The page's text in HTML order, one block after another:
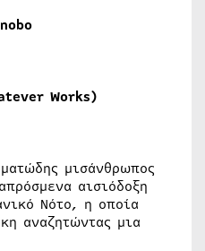
Works)
μισάνθρωπος
αισιόδοξη
Νότο, η οποία
αναζητώντας μια